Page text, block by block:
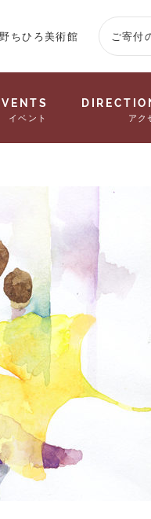
ちひろ美術館 ご寄付
イベント アク